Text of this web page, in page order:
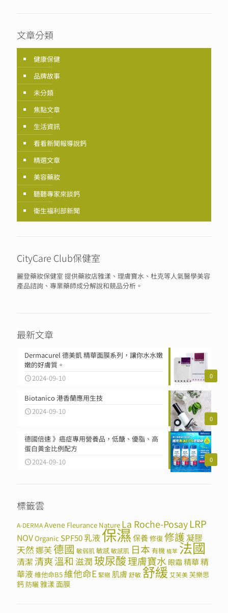
文章分類
健康保健
品牌故事
未分類
焦點文章
生活資訊
看看新聞報導說鈣
精選文章
美容藥妝
聽聽專家來談鈣
衛生福利部新聞
CityCare Club保健室
麗登藥妝保健室 提供藥妝店雅漾、理膚寶水、杜克等人氣醫學美容
產品諮詢、專業藥師成分解說和競品分析。
最新文章
0
Dermacurel 德美凱 精華面膜系列，讓你水水嫩
嫩的好膚質。
2024-09-10
0
Biotanico 港香蘭應用生技
2024-09-10
0
德國倍速 》癌症專用營養品，低醣、優脂、高
蛋白黃金比例配方
2024-09-10
標籤雲
A-DERMAAvene Fleurance Nature La Roche-PosayLRP
NOVOrganic SPF50乳液保濕保養修復修護凝膠
天然娜芙德國 敏弱肌敏感敏感肌 日本 有機 植萃 法國
清潔清爽溫和 滋潤 玻尿酸理膚寶水 眼霜精華精
華液維他命B5 維他命E 緊緻 肌膚 舒敏 舒緩 艾芙美芙樂思
鈣 防曬雅漾面膜